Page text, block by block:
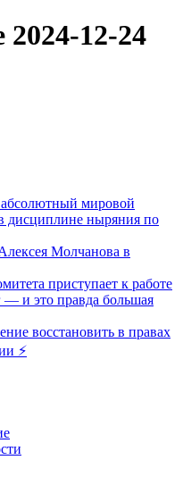
12-24
мировой
ныряния по
Молчанова в
приступает к работе
— и это правда большая
восстановить в правах
⚡️